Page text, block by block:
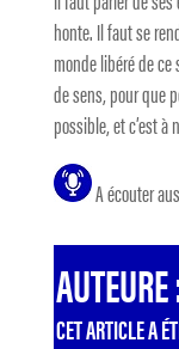
honte. Il faut se
monde libéré de
de sens, pour que
possible, et c’est à
A écouter
CET ARTICLE A